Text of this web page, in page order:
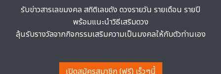
รับข่าวสารเลขมงคล สถิติเลขดัง ดวงรายวัน รายเดือน รายปี
พร้อมแนะนำวิธีเสริมดวง
ลุ้นรับรางวัลจากกิจกรรมเสริมความเป็นมงคลให้กับตัวท่านเอง
เปิดสมัครสมาชิก (ฟรี) เร็วๆนี้